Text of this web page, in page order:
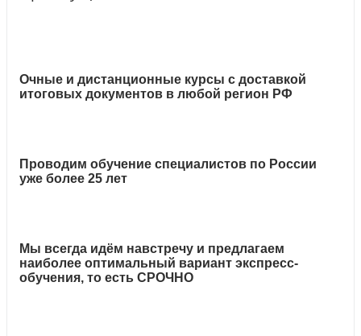
Очные и дистанционные курсы с доставкой
итоговых документов в любой регион РФ
Проводим обучение специалистов по России
уже более 25 лет
Мы всегда идём навстречу и предлагаем
наиболее оптимальный вариант экспресс-
обучения, то есть СРОЧНО